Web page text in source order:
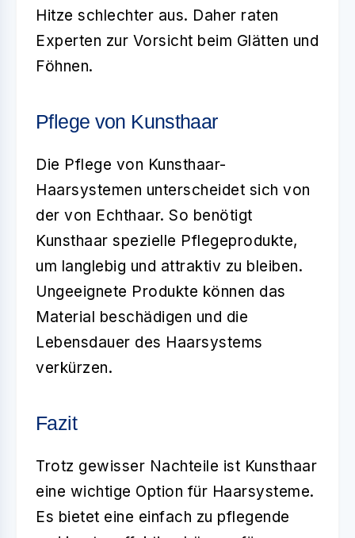
Hitze schlechter aus. Daher raten
Experten zur Vorsicht beim Glätten und
Föhnen.
Pflege von Kunsthaar
Die Pflege von Kunsthaar-
Haarsystemen unterscheidet sich von
der von Echthaar. So benötigt
Kunsthaar spezielle Pflegeprodukte,
um langlebig und attraktiv zu bleiben.
Ungeeignete Produkte können das
Material beschädigen und die
Lebensdauer des Haarsystems
verkürzen.
Fazit
Trotz gewisser Nachteile ist Kunsthaar
eine wichtige Option für Haarsysteme.
Es bietet eine einfach zu pflegende